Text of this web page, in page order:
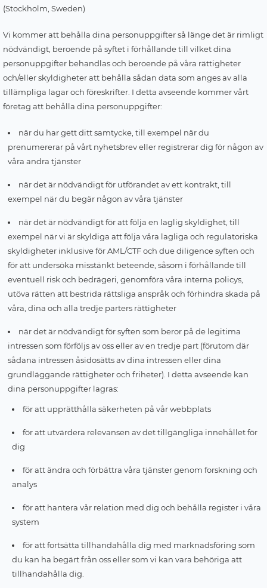
(Stockholm, Sweden)
Vi kommer att behålla dina personuppgifter så länge det är rimligt
nödvändigt, beroende på syftet i förhållande till vilket dina
personuppgifter behandlas och beroende på våra rättigheter
och/eller skyldigheter att behålla sådan data som anges av alla
tillämpliga lagar och föreskrifter. I detta avseende kommer vårt
företag att behålla dina personuppgifter:
när du har gett ditt samtycke, till exempel när du
prenumererar på vårt nyhetsbrev eller registrerar dig för någon av
våra andra tjänster
när det är nödvändigt för utförandet av ett kontrakt, till
exempel när du begär någon av våra tjänster
när det är nödvändigt för att följa en laglig skyldighet, till
exempel när vi är skyldiga att följa våra lagliga och regulatoriska
skyldigheter inklusive för AML/CTF och due diligence syften och
för att undersöka misstänkt beteende, såsom i förhållande till
eventuell risk och bedrägeri, genomföra våra interna policys,
utöva rätten att bestrida rättsliga anspråk och förhindra skada på
våra, dina och alla tredje parters rättigheter
när det är nödvändigt för syften som beror på de legitima
intressen som förföljs av oss eller av en tredje part (förutom där
sådana intressen åsidosätts av dina intressen eller dina
grundläggande rättigheter och friheter). I detta avseende kan
dina personuppgifter lagras:
för att upprätthålla säkerheten på vår webbplats
för att utvärdera relevansen av det tillgängliga innehållet för
dig
för att ändra och förbättra våra tjänster genom forskning och
analys
för att hantera vår relation med dig och behålla register i våra
system
för att fortsätta tillhandahålla dig med marknadsföring som
du kan ha begärt från oss eller som vi kan vara behöriga att
tillhandahålla dig.